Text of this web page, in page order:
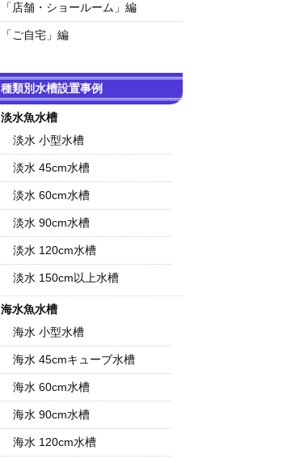
「店舗・ショールーム」編
「ご自宅」編
種類別水槽設置事例
淡水魚水槽
淡水 小型水槽
淡水 45cm水槽
淡水 60cm水槽
淡水 90cm水槽
淡水 120cm水槽
淡水 150cm以上水槽
海水魚水槽
海水 小型水槽
海水 45cmキューブ水槽
海水 60cm水槽
海水 90cm水槽
海水 120cm水槽